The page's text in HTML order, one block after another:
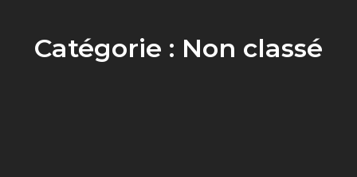
Catégorie : Non classé